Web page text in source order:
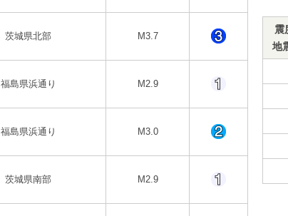
茨城県北部 M3.7
福島県浜通り M2.9
福島県浜通り M3.0
茨城県南部 M2.9
震
地